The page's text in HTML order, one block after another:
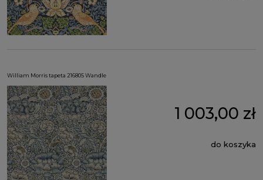
William Morris tapeta 216805 Wandle
1 003,00 zł
do koszyka